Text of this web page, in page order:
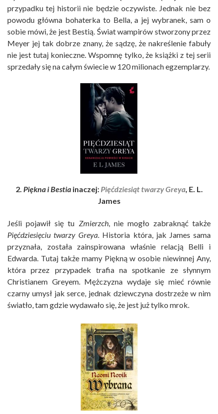
przypadku tej historii nie będzie oczywiste. Jednak nie bez
powodu główna bohaterka to Bella, a jej wybranek, sam o
sobie mówi, że jest Bestią. Świat wampirów stworzony przez
Meyer jej tak dobrze znany, że sądzę, że nakreślenie fabuły
nie jest tutaj konieczne. Wspomnę tylko, że książki z tej serii
sprzedały się na całym świecie w 120 milionach egzemplarzy.
2. Piękna i Bestiainaczej:Pięćdziesiąt twarzy Greya, E. L.
James
Jeśli pojawił się tu Zmierzch, nie mogło zabraknąć także
Pięćdziesięciu twarzy Greya. Historia która, jak James sama
przyznała, została zainspirowana właśnie relacją Belli i
Edwarda. Tutaj także mamy Piękną w osobie niewinnej Any,
która przez przypadek trafia na spotkanie ze słynnym
Christianem Greyem. Mężczyzna wydaje się mieć równie
czarny umysł jak serce, jednak dziewczyna dostrzeże w nim
światło, tam gdzie wydawało się, że jest już tylko mrok.